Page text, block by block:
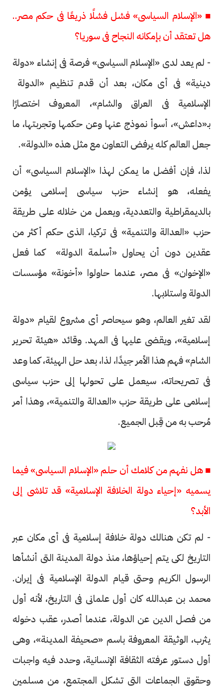
■ «الإسلام السياسى» فشل فشلًا ذريعًا فى حكم مصر..
هل تعتقد أن بإمكانه النجاح فى سوريا؟
- لم يعد لدى «الإسلام السياسى» فرصة فى إنشاء «دولة
دينية» فى أى مكان، بعد أن قدم تنظيم «الدولة
الإسلامية فى العراق والشام»، المعروف اختصارًا
بـ«داعش»، أسوأ نموذج عنها وعن حكمها وتجربتها، ما
جعل العالم كله يرفض التعاون مع مثل هذه «الدولة».
لذا، فإن أفضل ما يمكن لهذا «الإسلام السياسى» أن
يفعله، هو إنشاء حزب سياسى إسلامى يؤمن
بالديمقراطية والتعددية، ويعمل من خلاله على طريقة
حزب «العدالة والتنمية» فى تركيا، الذى حكم أكثر من
عقدين دون أن يحاول «أسلمة الدولة» كما فعل
«الإخوان» فى مصر، عندما حاولوا «أخونة» مؤسسات
الدولة واستلابها.
لقد تغير العالم، وهو سيحاصر أى مشروع لقيام «دولة
إسلامية»، ويقضى عليها فى المهد. وقائد «هيئة تحرير
الشام» فهم هذا الأمر جيدًا، لذا، بعد حل الهيئة، كما وعد
فى تصريحاته، سيعمل على تحولها إلى حزب سياسى
إسلامى على طريقة حزب «العدالة والتنمية»، وهذا أمر
مُرحب به من قِبل الجميع.
■ هل نفهم من كلامك أن حلم «الإسلام السياسى» فيما
يسميه «إحياء دولة الخلافة الإسلامية» قد تلاشى إلى
الأبد؟
- لم تكن هنالك دولة خلافة إسلامية فى أى مكان عبر
التاريخ لكى يتم إحياؤها، منذ دولة المدينة التى أنشأها
الرسول الكريم وحتى قيام الدولة الإسلامية فى إيران.
محمد بن عبدالله كان أول علمانى فى التاريخ، لأنه أول
من فصل الدين عن الدولة، عندما أصدر، عقب دخوله
يثرب، الوثيقة المعروفة باسم «صحيفة المدينة»، وهى
أول دستور عرفته الثقافة الإنسانية، وحدد فيه واجبات
وحقوق الجماعات التى تشكل المجتمع، من مسلمين